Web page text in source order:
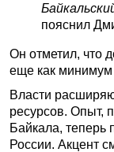
пояснил
Он отметил, что
еще как
Власти
ресурсов. Опыт,
Байкала, теперь
России. Акцент